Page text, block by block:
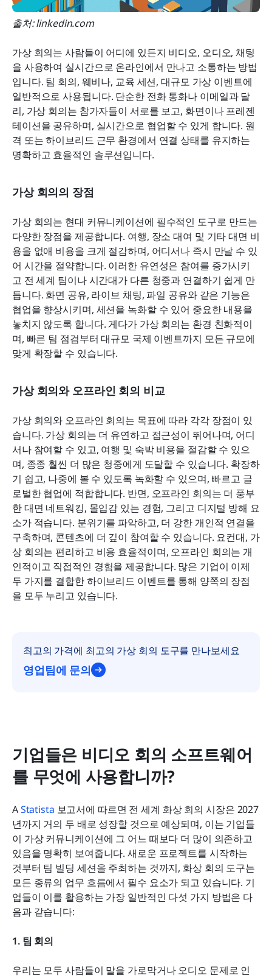
출처: linkedin.com
가상 회의는 사람들이 어디에 있든지 비디오, 오디오, 채팅
을 사용하여 실시간으로 온라인에서 만나고 소통하는 방법
입니다. 팀 회의, 웨비나, 교육 세션, 대규모 가상 이벤트에
일반적으로 사용됩니다. 단순한 전화 통화나 이메일과 달
리, 가상 회의는 참가자들이 서로를 보고, 화면이나 프레젠
테이션을 공유하며, 실시간으로 협업할 수 있게 합니다. 원
격 또는 하이브리드 근무 환경에서 연결 상태를 유지하는
명확하고 효율적인 솔루션입니다.
가상 회의의 장점
가상 회의는 현대 커뮤니케이션에 필수적인 도구로 만드는
다양한 장점을 제공합니다. 여행, 장소 대여 및 기타 대면 비
용을 없애 비용을 크게 절감하며, 어디서나 즉시 만날 수 있
어 시간을 절약합니다. 이러한 유연성은 참여를 증가시키
고 전 세계 팀이나 시간대가 다른 청중과 연결하기 쉽게 만
듭니다. 화면 공유, 라이브 채팅, 파일 공유와 같은 기능은
협업을 향상시키며, 세션을 녹화할 수 있어 중요한 내용을
놓치지 않도록 합니다. 게다가 가상 회의는 환경 친화적이
며, 빠른 팀 점검부터 대규모 국제 이벤트까지 모든 규모에
맞게 확장할 수 있습니다.
가상 회의와 오프라인 회의 비교
가상 회의와 오프라인 회의는 목표에 따라 각각 장점이 있
습니다. 가상 회의는 더 유연하고 접근성이 뛰어나며, 어디
서나 참여할 수 있고, 여행 및 숙박 비용을 절감할 수 있으
며, 종종 훨씬 더 많은 청중에게 도달할 수 있습니다. 확장하
기 쉽고, 나중에 볼 수 있도록 녹화할 수 있으며, 빠르고 글
로벌한 협업에 적합합니다. 반면, 오프라인 회의는 더 풍부
한 대면 네트워킹, 몰입감 있는 경험, 그리고 디지털 방해 요
소가 적습니다. 분위기를 파악하고, 더 강한 개인적 연결을
구축하며, 콘텐츠에 더 깊이 참여할 수 있습니다. 요컨대, 가
상 회의는 편리하고 비용 효율적이며, 오프라인 회의는 개
인적이고 직접적인 경험을 제공합니다. 많은 기업이 이제
두 가지를 결합한 하이브리드 이벤트를 통해 양쪽의 장점
을 모두 누리고 있습니다.
최고의 가격에 최고의 가상 회의 도구를 만나보세요
영업팀에 문의
기업들은 비디오 회의 소프트웨어
를 무엇에 사용합니까?
A Statista 보고서에 따르면 전 세계 화상 회의 시장은 2027
년까지 거의 두 배로 성장할 것으로 예상되며, 이는 기업들
이 가상 커뮤니케이션에 그 어느 때보다 더 많이 의존하고
있음을 명확히 보여줍니다. 새로운 프로젝트를 시작하는
것부터 팀 빌딩 세션을 주최하는 것까지, 화상 회의 도구는
모든 종류의 업무 흐름에서 필수 요소가 되고 있습니다. 기
업들이 이를 활용하는 가장 일반적인 다섯 가지 방법은 다
음과 같습니다:
1. 팀 회의
우리는 모두 사람들이 말을 가로막거나 오디오 문제로 인